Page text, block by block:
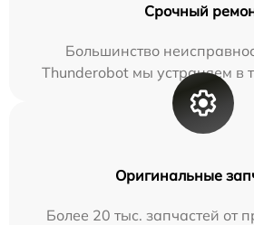
Срочный
Большинство
Thunderobot мы устраняем в
Оригинальные
Более 20 тыс. запчастей от